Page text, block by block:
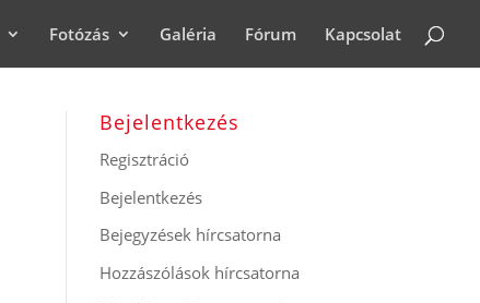
Fotózás Galéria Fórum Kapcsolat
Bejelentkezés
Regisztráció
Bejelentkezés
Bejegyzések hírcsatorna
Hozzászólások hírcsatorna